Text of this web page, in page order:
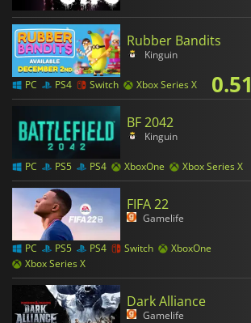
Rubber Bandits
Kinguin
PC PS4 Switch Xbox Series X 0.51
BF 2042
Kinguin
PC PS5 PS4 XboxOne Xbox Series X
FIFA 22
Gamelife
PC PS5 PS4 Switch
XboxOne
Xbox Series X
Dark Alliance
Gamelife